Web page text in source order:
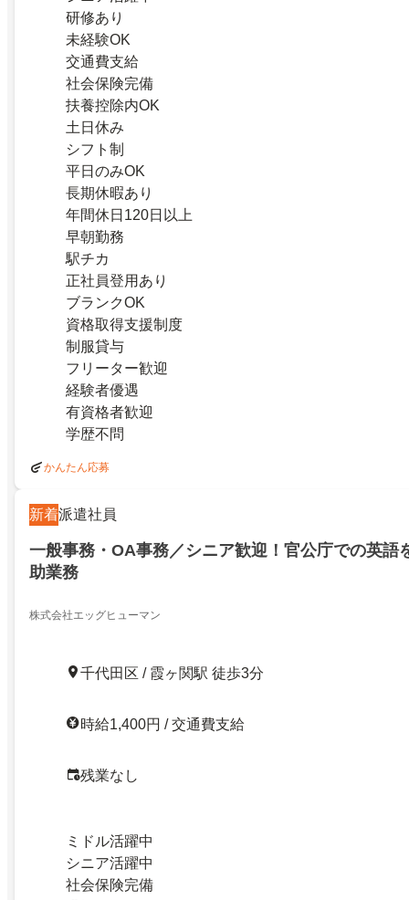
研修あり
未経験OK
交通費支給
社会保険完備
扶養控除内OK
土日休み
シフト制
平日のみOK
長期休暇あり
年間休日120日以上
早朝勤務
駅チカ
正社員登用あり
ブランクOK
資格取得支援制度
制服貸与
フリーター歓迎
経験者優遇
有資格者歓迎
学歴不問
かんたん応募
新着派遣社員
一般事務・OA事務／シニア歓迎！官公庁での英語
助業務
株式会社エッグヒューマン
千代田区 / 霞ヶ関駅 徒歩3分
時給1,400円 / 交通費支給
残業なし
ミドル活躍中
シニア活躍中
社会保険完備